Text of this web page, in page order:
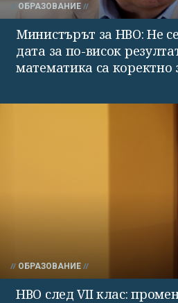
ОБРАЗОВАНИЕ
Министърът за НВО: Не
дата за по-висок
математика са коректно
ОБРАЗОВАНИЕ
НВО след VII клас: